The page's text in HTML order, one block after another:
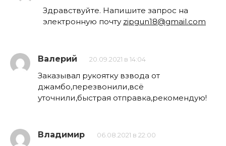
Здравствуйте. Напишите запрос на
электронную почту zipgun18@gmail.com
Валерий 20.09.2021 в 14:04
Заказывал рукоятку взвода от
джамбо,перезвонили,всё
уточнили,быстрая отправка,рекомендую!
Владимир 06.08.2021 в 22:00